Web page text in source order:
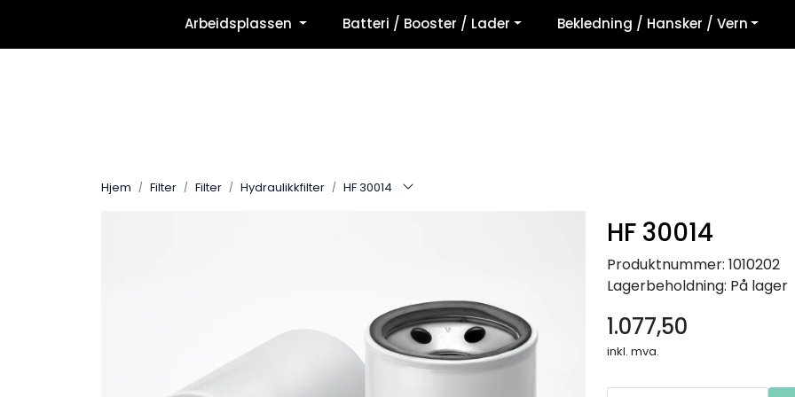
Arbeidsplassen Batteri / Booster / Lader Bekledning / Hansker / Vern
Hjem Filter Filter Hydraulikkfilter HF 30014
HF 30014
Produktnummer: 1010202
Lagerbeholdning: På lager
1.077,50
inkl. mva.